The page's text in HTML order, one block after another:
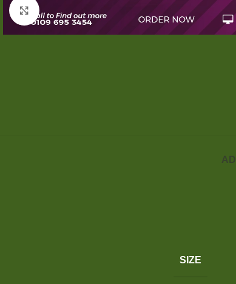
Click to enlarge
SIZE